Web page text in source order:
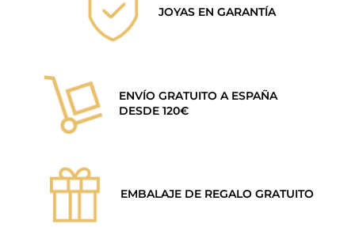
JOYAS EN GARANTÍA
ENVÍO GRATUITO A ESPAÑA
DESDE 120€
EMBALAJE DE REGALO GRATUITO